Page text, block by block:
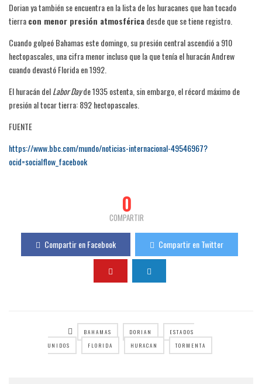
Dorian ya también se encuentra en la lista de los huracanes que han tocado
tierracon menor presión atmosféricadesde que se tiene registro.
Cuando golpeó Bahamas este domingo, su presión central ascendió a 910
hectopascales, una cifra menor incluso que la que tenía el huracán Andrew
cuando devastó Florida en 1992.
El huracán delLabor Dayde 1935 ostenta, sin embargo, el récord máximo de
presión al tocar tierra: 892 hectopascales.
FUENTE
https://www.bbc.com/mundo/noticias-internacional-49546967?
ocid=socialflow_facebook
0
COMPARTIR
Compartir en Facebook Compartir en Twitter
BAHAMAS DORIAN
ESTADOS
UNIDOS
FLORIDA HURACAN TORMENTA